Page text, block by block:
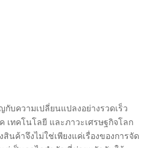
บความเปลี่ยนแปลงอย่างรวดเร็ว
เทคโนโลยี และภาวะเศรษฐกิจโลก
นค้าจึงไม่ใช่เพียงแค่เรื่องของการจัด